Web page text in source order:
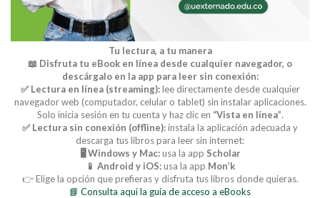
Tu lectura, a tu manera
📖 Disfruta tu eBook en línea desde cualquier navegador, o
descárgalo en la app para leer sin conexión:
✅ Lectura en línea (streaming):lee directamente desde cualquier
navegador web (computador, celular o tablet) sin instalar aplicaciones.
Solo inicia sesión en tu cuenta y haz clic en “Vista en línea”.
✅ Lectura sin conexión (offline):instala la aplicación adecuada y
descarga tus libros para leer sin internet:
🖥️ Windows y Mac:usa la app Scholar
📱 Android y iOS:usa la app Mon’k
👉 Elige la opción que prefieras y disfruta tus libros donde quieras.
📘 Consulta aquí la guía de acceso a eBooks